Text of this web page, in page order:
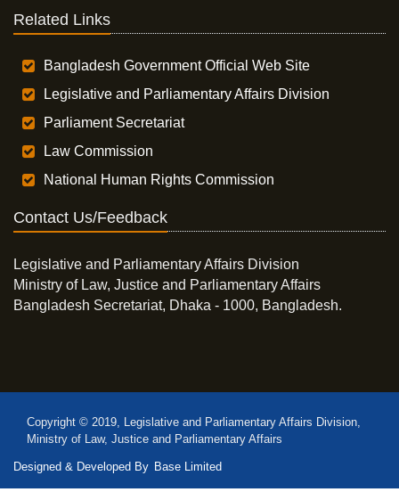
Related Links
Bangladesh Government Official Web Site
Legislative and Parliamentary Affairs Division
Parliament Secretariat
Law Commission
National Human Rights Commission
Contact Us/Feedback
Legislative and Parliamentary Affairs Division
Ministry of Law, Justice and Parliamentary Affairs
Bangladesh Secretariat, Dhaka - 1000, Bangladesh.
Copyright © 2019, Legislative and Parliamentary Affairs Division,
Ministry of Law, Justice and Parliamentary Affairs
Designed & Developed By Base Limited